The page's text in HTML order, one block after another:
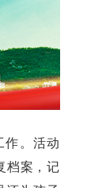
作。活动
档案，记